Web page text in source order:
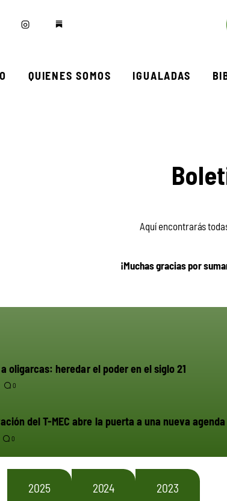
QUIENES SOMOS IGUALADAS
Aquí encontrarás
¡Muchas gracias por
oligarcas: heredar el poder en el siglo 21
0
del T-MEC abre la puerta a una nueva
0
2025 2024 2023